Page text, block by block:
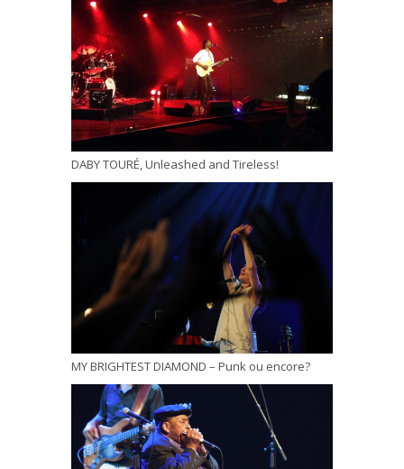
DABY TOURÉ, Unleashed and Tireless!
MY BRIGHTEST DIAMOND – Punk ou encore?